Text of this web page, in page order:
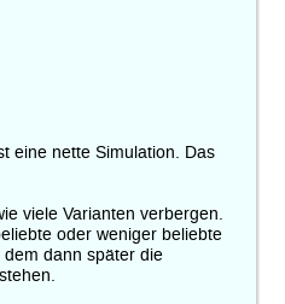
eine nette Simulation. Das
viele Varianten verbergen.
oder weniger beliebte
dann später die